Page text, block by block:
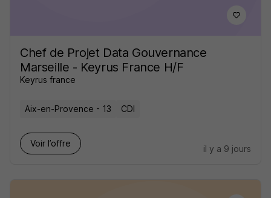
Chef de Projet Data Gouvernance
Marseille - Keyrus France H/F
Keyrus france
Aix-en-Provence - 13 CDI
Voir l’offre
il y a 9 jours